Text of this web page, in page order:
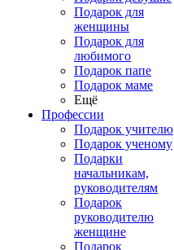
Подарок для
женщины
Подарок для
любимого
Подарок папе
Подарок маме
Ещё
Профессии
Подарок учителю
Подарок ученому
Подарки
начальникам,
руководителям
Подарок
руководителю
женщине
Подарок